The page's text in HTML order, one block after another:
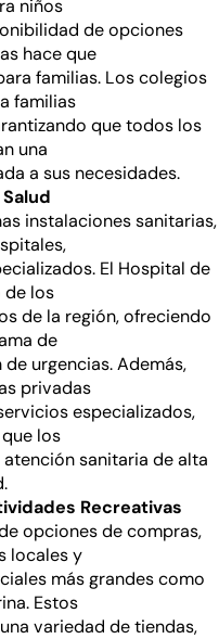
niños
de opciones
hace que
familias. Los colegios
familias
que todos los
una
a sus necesidades.
instalaciones sanitarias,
El Hospital de
de los
de la región, ofreciendo
de
urgencias. Además,
privadas
especializados,
los
sanitaria de alta
Recreativas
opciones de compras,
locales y
más grandes como
Estos
variedad de tiendas,